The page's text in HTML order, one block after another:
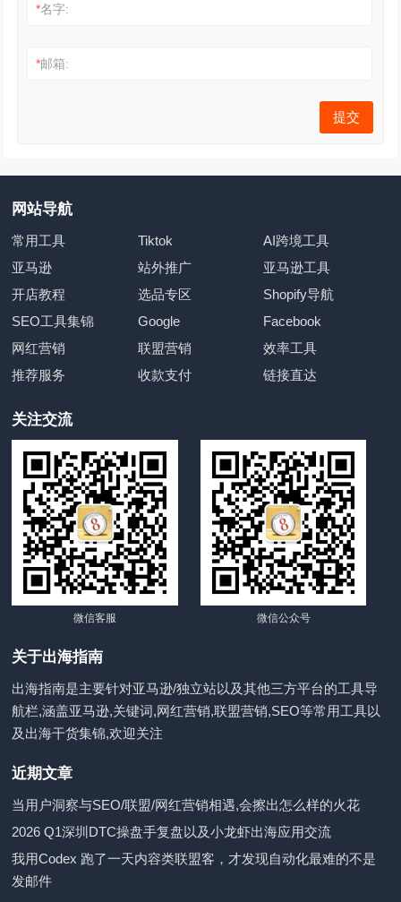
*名字:
*邮箱:
网站导航
常用工具 Tiktok
AI跨境工具
亚马逊
站外推广
亚马逊工具
开店教程
选品专区
Shopify导航
SEO工具集锦
Google
Facebook
网红营销
联盟营销
效率工具
推荐服务
收款支付 链接直达
关注交流
微信客服 微信公众号
关于出海指南
出海指南是主要针对亚马逊/独立站以及其他三方平台的工具导
航栏,涵盖亚马逊,关键词,网红营销,联盟营销,SEO等常用工具以
及出海干货集锦,欢迎关注
近期文章
当用户洞察与SEO/联盟/网红营销相遇,会擦出怎么样的火花
2026 Q1深圳DTC操盘手复盘以及小龙虾出海应用交流
我用Codex 跑了一天内容类联盟客，才发现自动化最难的不是
发邮件